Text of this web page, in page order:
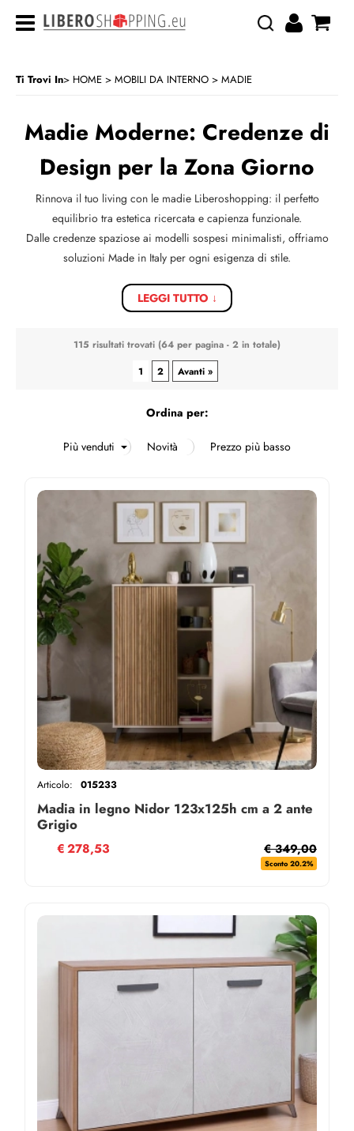
Ti Trovi In HOME MOBILI DA INTERNO MADIE
Madie Moderne: Credenze di
Design per la Zona Giorno
Rinnova il tuo living con le madie Liberoshopping: il perfetto
equilibrio tra estetica ricercata e capienza funzionale.
Dalle credenze spaziose ai modelli sospesi minimalisti, offriamo
soluzioni Made in Italy per ogni esigenza di stile.
LEGGI TUTTO ↓
115 risultati trovati (64 per pagina - 2 in totale)
1
2 Avanti »
Ordina per:
Madia in legno Nidor 123x125h cm a 2 ante
Grigio
Articolo: 015233
€ 349,00
Sconto 20.2%
€278,53